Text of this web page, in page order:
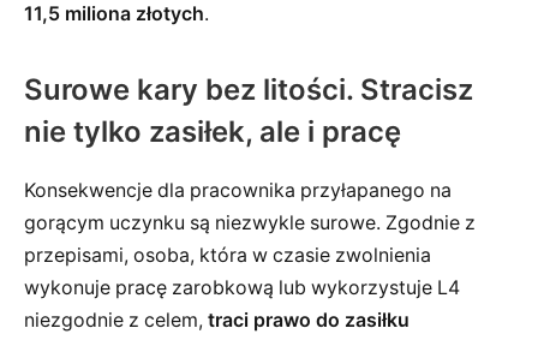
11,5 miliona złotych.
Surowe kary bez litości. Stracisz
nie tylko zasiłek, ale i pracę
Konsekwencje dla pracownika przyłapanego na
gorącym uczynku są niezwykle surowe. Zgodnie z
przepisami, osoba, która w czasie zwolnienia
wykonuje pracę zarobkową lub wykorzystuje L4
niezgodnie z celem, traci prawo do zasiłku